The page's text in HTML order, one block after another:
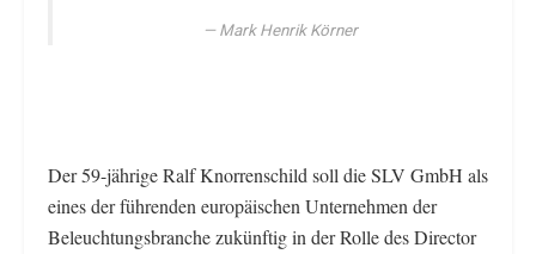
Mark Henrik Körner
Der 59-jährige Ralf Knorrenschild soll die SLV GmbH als
eines der führenden europäischen Unternehmen der
Beleuchtungsbranche zukünftig in der Rolle des Director